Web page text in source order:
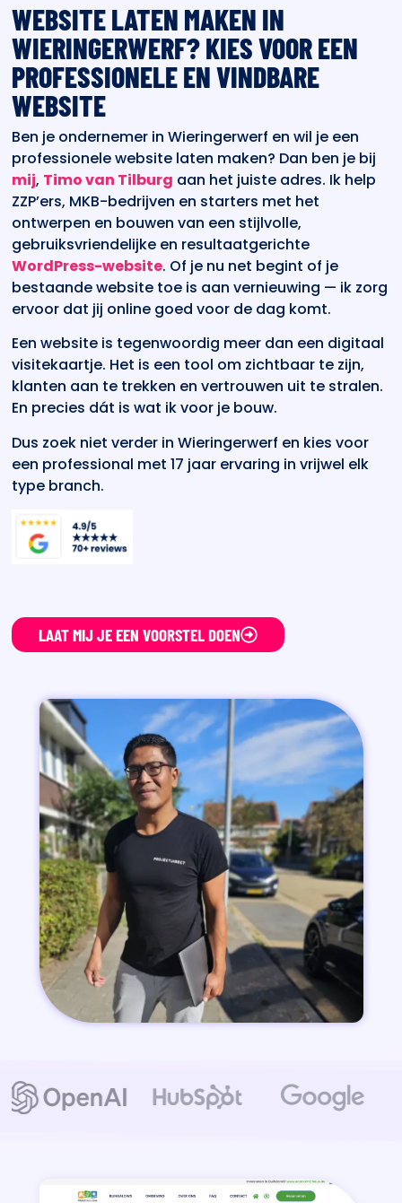
WEBSITE LATEN MAKEN IN
WIERINGERWERF? KIES VOOR EEN
PROFESSIONELE EN VINDBARE
WEBSITE
Ben je ondernemer in Wieringerwerf en wil je een
professionele website laten maken? Dan ben je bij
mij, Timo van Tilburg aan het juiste adres. Ik help
ZZP’ers, MKB-bedrijven en starters met het
ontwerpen en bouwen van een stijlvolle,
gebruiksvriendelijke en resultaatgerichte
WordPress-website. Of je nu net begint of je
bestaande website toe is aan vernieuwing — ik zorg
ervoor dat jij online goed voor de dag komt.
Een website is tegenwoordig meer dan een digitaal
visitekaartje. Het is een tool om zichtbaar te zijn,
klanten aan te trekken en vertrouwen uit te stralen.
En precies dát is wat ik voor je bouw.
Dus zoek niet verder in Wieringerwerf en kies voor
een professional met 17 jaar ervaring in vrijwel elk
type branch.
LAAT MIJ JE EEN VOORSTEL DOEN